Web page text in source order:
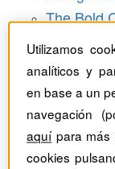
The Bold
Top
Dossieres
Utilizamos
analíticos y
en base a un
navegación
aquípara más
cookies